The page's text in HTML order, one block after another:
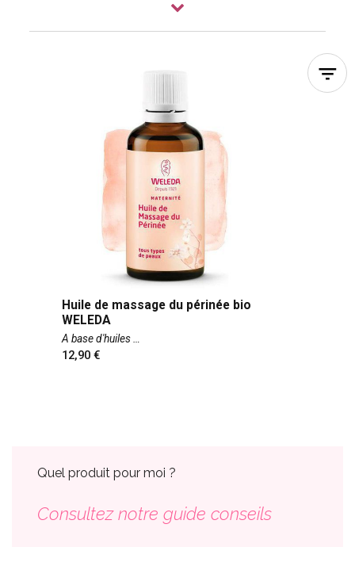
mettant en avant l’utilisation de
huile de massage pour le
. Grâce à sa
, cette
massage du périnéeapporte souplesse et
l'élasticité aux tissus et aupérinée
Huile de massage du périnée bio
WELEDA
A base d'huiles
12,90
Quel produit pour moi ?
Consultez notre guide conseils